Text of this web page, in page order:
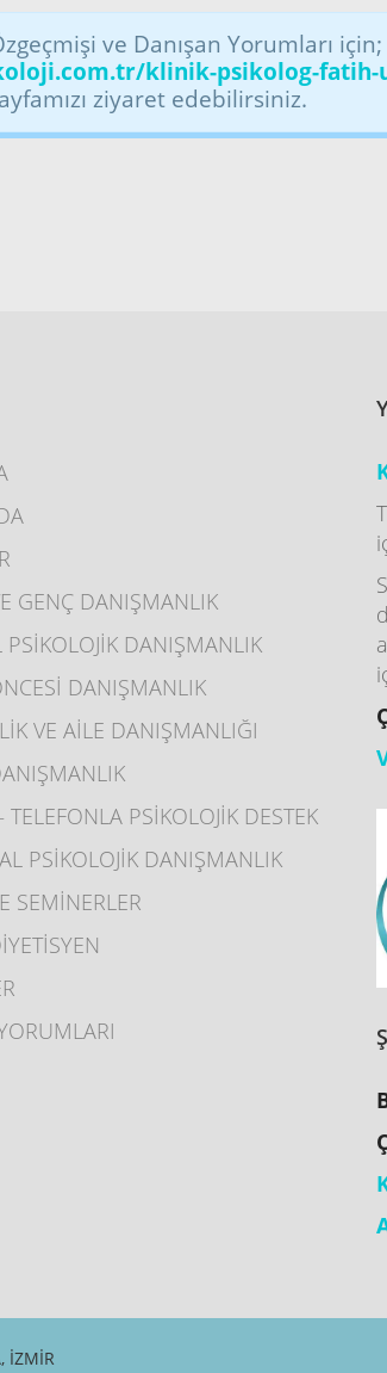
ve Danışan Yorumları için;
klinik-psikolog-fatih-
ziyaret edebilirsiniz.
GENÇ DANIŞMANLIK
PSİKOLOJİK DANIŞMANLIK
DANIŞMANLIK
VE AİLE DANIŞMANLIĞI
PSİKOLOJİK DESTEK
PSİKOLOJİK DANIŞMANLIK
SEMİNERLER
İZMIR